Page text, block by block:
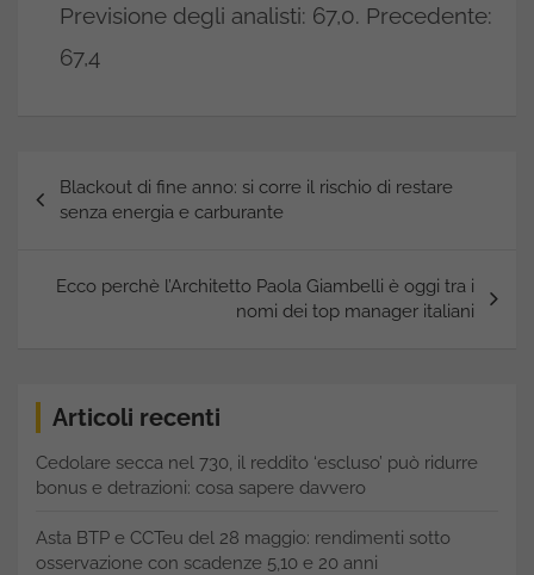
Previsione degli analisti: 67,0. Precedente:
67,4
articoli
Blackout di fine anno: si corre il rischio di restare
senza energia e carburante
Ecco perchè l’Architetto Paola Giambelli è oggi tra i
nomi dei top manager italiani
Articoli recenti
Cedolare secca nel 730, il reddito ‘escluso’ può ridurre
bonus e detrazioni: cosa sapere davvero
Asta BTP e CCTeu del 28 maggio: rendimenti sotto
osservazione con scadenze 5,10 e 20 anni